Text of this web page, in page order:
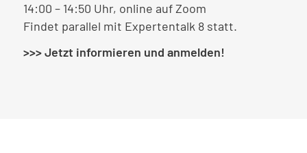
14:00 – 14:50 Uhr, online auf Zoom
Findet parallel mit Expertentalk 8 statt.
>>> Jetzt informieren und anmelden!